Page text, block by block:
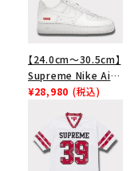
【24.0cm～30.5cm】
Supreme Nike Air
Force 1 Low シュプ
ース１スニーカー シ
ューズ ホワイト
¥28,980 (税込)